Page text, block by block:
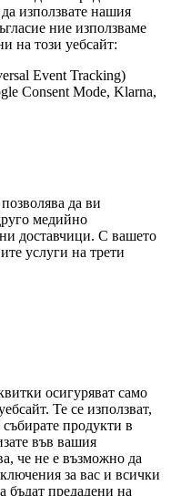
използвате нашия
ние използваме
на този уебсайт:
Event Tracking)
Consent Mode, Klarna,
да ви
медийно
доставчици. С вашето
услуги на трети
осигуряват само
Те се използват,
продукти в
във вашия
че не е възможно да
за вас и всички
бъдат предадени на